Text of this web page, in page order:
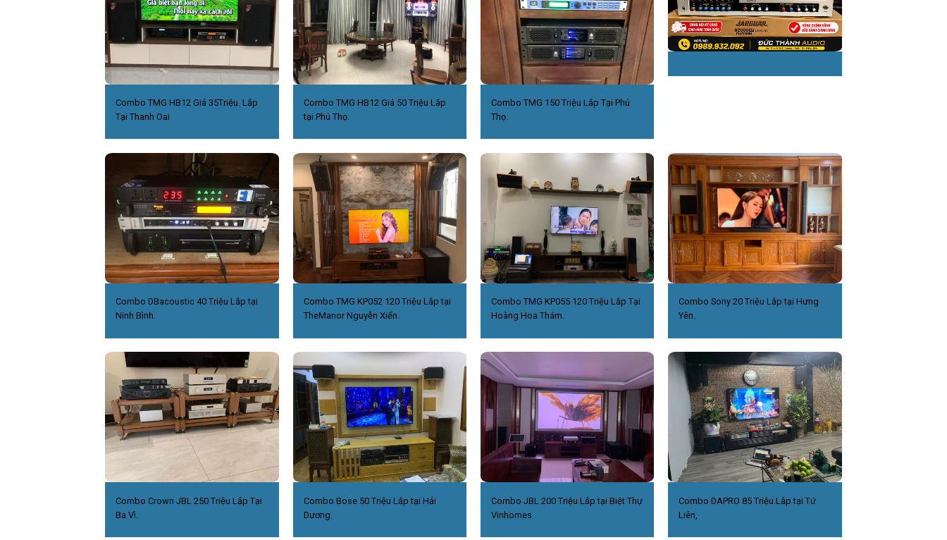
Combo TMG HB12 Giá 35Triệu. Lắp
Tại Thanh Oai
Combo TMG HB12 Giá 50 Triệu Lắp
tại Phú Thọ.
Combo TMG 150 Triệu Lắp Tại Phú
Thọ.
Combo DBacoustic 40 Triệu Lắp tại
Ninh Bình.
Combo TMG KP052 120 Triệu Lắp tại
TheManor Nguyễn Xiển.
Combo TMG KP055 120 Triệu Lắp Tại
Hoàng Hoa Thám.
Combo Sony 20 Triệu Lắp tại Hưng
Yên.
Combo Crown JBL 250 Triệu Lắp Tại
Ba Vì.
Combo Bose 50 Triệu Lắp tại Hải
Dương.
Combo JBL 200 Triệu Lắp tại Biệt Thự
Vinhomes
Combo DAPRO 85 Triệu.Lắp tại Tứ
Liên,